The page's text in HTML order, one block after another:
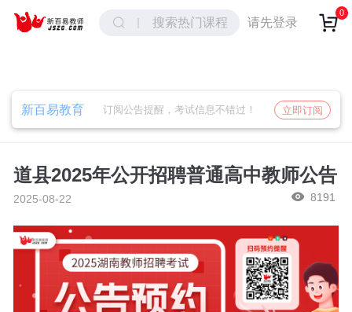
搜索热门课程 请先登录
0
取消
新百易教育 订阅公告提醒，考试信息不错过！ 立即订阅
道县2025年公开招聘普通高中教师公告
2025-08-22 8191